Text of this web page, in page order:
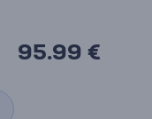
95.99 €